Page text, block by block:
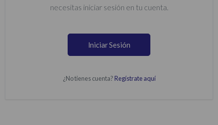
necesitas iniciar sesión en tu cuenta.
Iniciar Sesión
¿No tienes cuenta? Regístrate aquí